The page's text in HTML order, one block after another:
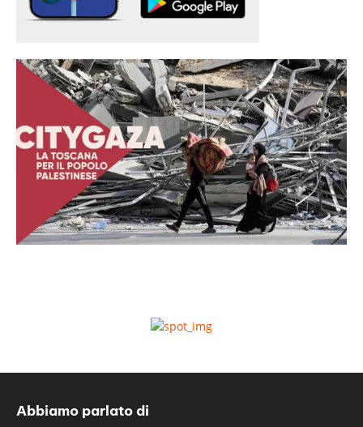
Abbiamo parlato di